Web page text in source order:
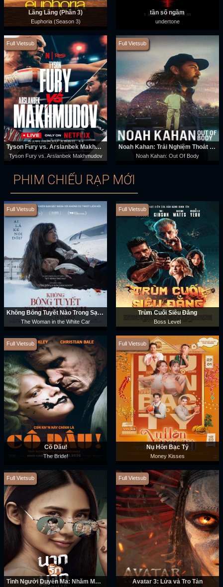
Lâng Lâng (Phần 3)
Euphoria (Season 3)
tần số ngầm
undertone
Full Vietsub
Tyson Fury vs. Arslanbek Makhmudov
Tyson Fury vs. Arslanbek Makhmudov
Full Vietsub
Noah Kahan: Trải Nghiệm Thoát Xác
Noah Kahan: Out Of Body
PHIM CHIẾU RẠP MỚI
Full Vietsub
Không Bông Tuyết Nào Trong Sạch
The Woman in the White Car
Full Vietsub
Trùm Cuối Siêu Đẳng
Boss Level
Full Vietsub
Cô Dâu!
The Bride!
Full Vietsub
Nụ Hôn Bạc Tỷ
Money Kisses
Full Vietsub
Tình Người Duyên Ma: Nhắm Mak Yêu Luôn
Full Vietsub
Avatar 3: Lửa và Tro Tàn